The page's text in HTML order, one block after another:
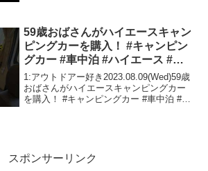
59歳おばさんがハイエースキャン
ピングカーを購入！ #キャンピン
グカー #車中泊 #ハイエース #日
本一周 #軽バン #嫁姑 #レクビィ
1:アウトドアー好き2023.08.09(Wed)59歳
おばさんがハイエースキャンピングカー
を購入！ #キャンピングカー #車中泊 #ハ
スポンサーリンク